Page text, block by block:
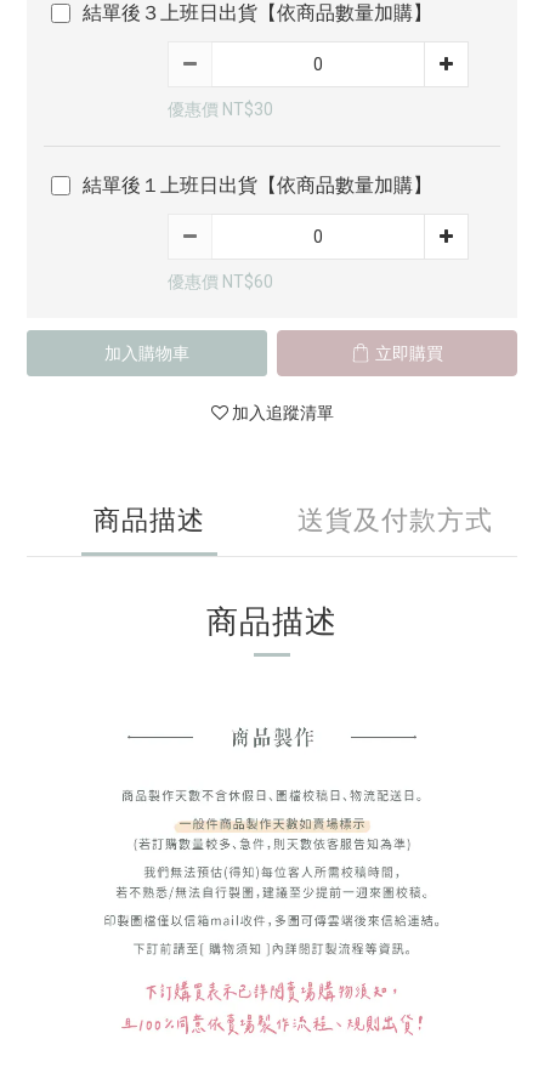
結單後３上班日出貨【依商品數量加購】
優惠價 NT$30
結單後１上班日出貨【依商品數量加購】
優惠價 NT$60
加入購物車 立即購買
加入追蹤清單
商品描述 送貨及付款方式
商品描述